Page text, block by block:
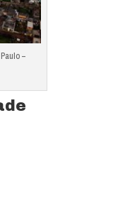
–